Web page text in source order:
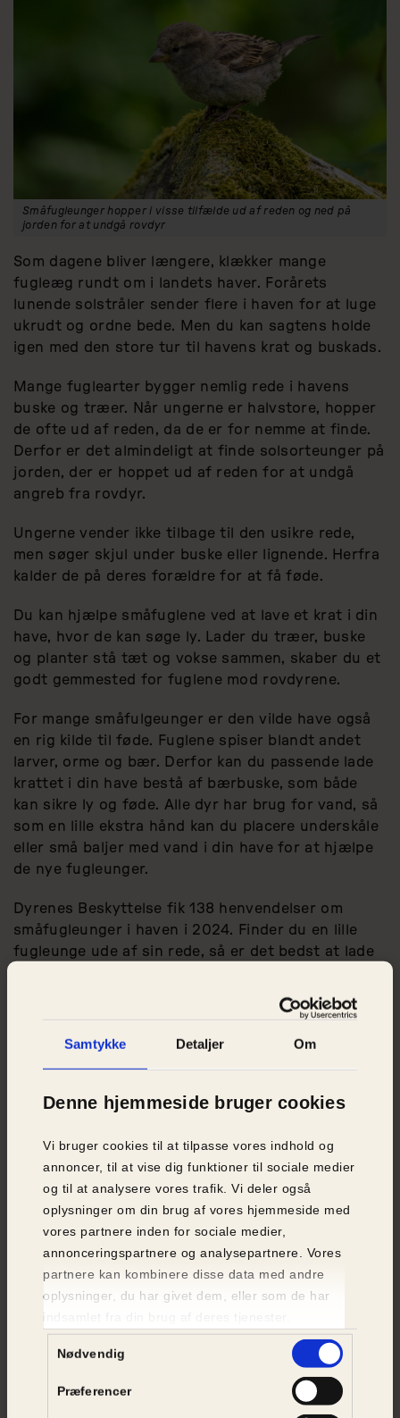
Samtykke Detaljer Om
Denne hjemmeside bruger cookies
Vi bruger cookies til at tilpasse vores indhold og
annoncer, til at vise dig funktioner til sociale medier
og til at analysere vores trafik. Vi deler også
oplysninger om din brug af vores hjemmeside med
vores partnere inden for sociale medier,
annonceringspartnere og analysepartnere. Vores
partnere kan kombinere disse data med andre
oplysninger, du har givet dem, eller som de har
Nødvendig
Præferencer
Småfugleunger hopper i visse tilfælde ud af reden og ned på
jorden for at undgå rovdyr
Som dagene bliver længere, klækker mange
fugleæg rundt om i landets haver. Forårets
lunende solstråler sender flere i haven for at luge
ukrudt og ordne bede. Men du kan sagtens holde
igen med den store tur til havens krat og buskads.
Mange fuglearter bygger nemlig rede i havens
buske og træer. Når ungerne er halvstore, hopper
de ofte ud af reden, da de er for nemme at finde.
Derfor er det almindeligt at finde solsorteunger på
jorden, der er hoppet ud af reden for at undgå
angreb fra rovdyr.
Ungerne vender ikke tilbage til den usikre rede,
men søger skjul under buske eller lignende. Herfra
kalder de på deres forældre for at få føde.
Du kan hjælpe småfuglene ved at lave et krat i din
have, hvor de kan søge ly. Lader du træer, buske
og planter stå tæt og vokse sammen, skaber du et
godt gemmested for fuglene mod rovdyrene.
For mange småfulgeunger er den vilde have også
en rig kilde til føde. Fuglene spiser blandt andet
larver, orme og bær. Derfor kan du passende lade
krattet i din have bestå af bærbuske, som både
kan sikre ly og føde. Alle dyr har brug for vand, så
som en lille ekstra hånd kan du placere underskåle
eller små baljer med vand i din have for at hjælpe
de nye fugleunger.
Dyrenes Beskyttelse fik 138 henvendelser om
småfugleunger i haven i 2024. Finder du en lille
fugleunge ude af sin rede, så er det bedst at lade
vil fortsat fodre den. Ser fugleungen medtaget
eller skadet ud, så tøv ikke med at ringe 1812.
De piggede pindsvineunger
I en vild have er der rig mulighed for føde til pindsvineungerne
Pindsvinene føder deres unger i skjulte reder. Ofte
i bunker af grene, blade eller tæt buskads. Når vi